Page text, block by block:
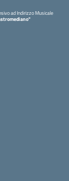
ad Indirizzo Musicale